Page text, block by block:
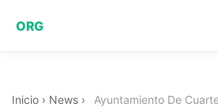
ORG
Inicio › News › Ayuntamiento De